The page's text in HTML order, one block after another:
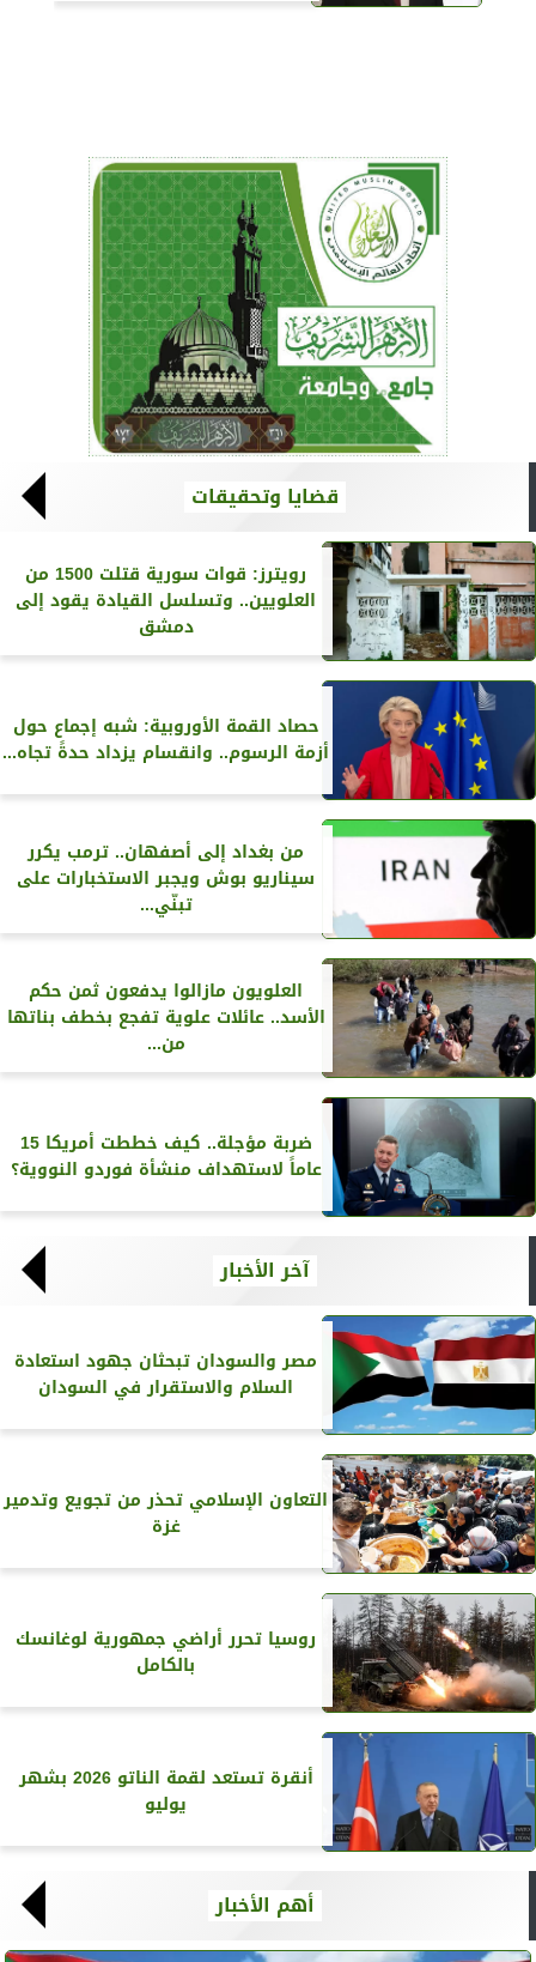
قضايا وتحقيقات
رويترز‏: قوات سورية قتلت 1500 من
العلويين.. وتسلسل القيادة يقود إلى
دمشق
حصاد القمة الأوروبية: شبه إجماع حول
أزمة الرسوم.. وانقسام يزداد حدةً تجاه...
من بغداد إلى أصفهان.. ترمب يكرر
سيناريو بوش ويجبر الاستخبارات على
تبنّي...
العلويون مازالوا يدفعون ثمن حكم
الأسد.. عائلات علوية تفجع بخطف بناتها
من...
ضربة مؤجلة.. كيف خططت أمريكا 15
عاماً لاستهداف منشأة فوردو النووية؟
آخر الأخبار
مصر والسودان تبحثان جهود استعادة
السلام والاستقرار في السودان
التعاون الإسلامي تحذر من تجويع وتدمير
غزة
روسيا تحرر أراضي جمهورية لوغانسك
بالكامل
أنقرة تستعد لقمة الناتو 2026 بشهر
يوليو
أهم الأخبار